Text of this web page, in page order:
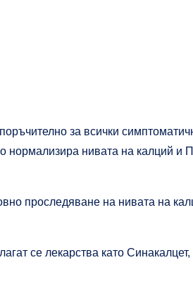
за всички
нормализира нивата на калций
проследяване на нивата на
се лекарства като